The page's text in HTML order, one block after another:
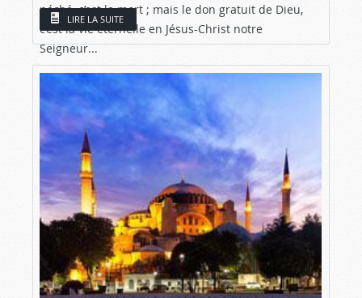
péché, c’est la mort ; mais le don gratuit de Dieu,
c’est la vie éternelle en Jésus-Christ notre
Seigneur...
LIRE LA SUITE